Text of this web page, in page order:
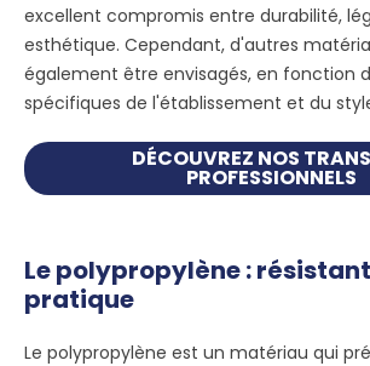
excellent compromis entre durabilité,
esthétique. Cependant, d'autres
également être envisagés, en fonction
spécifiques de l'établissement et du
DÉCOUVREZ NOS
PROFESSIONNELS
Le polypropylène :
pratique
Le polypropylène est un matériau qui